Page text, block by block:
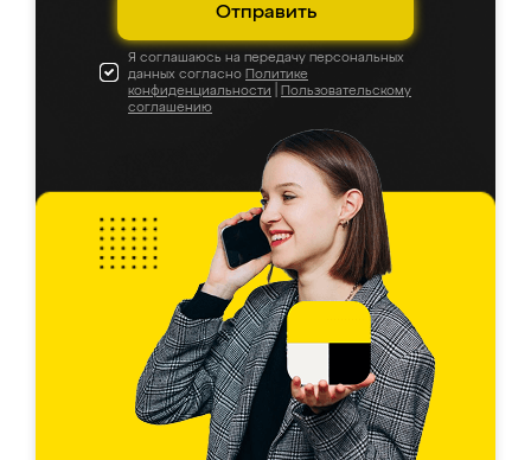
Отправить
Я соглашаюсь на передачу персональных
данных согласно Политике
конфиденциальности
Пользовательскому
соглашению